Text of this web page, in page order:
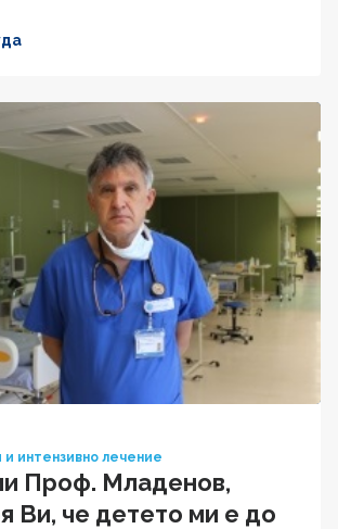
и интензивно лечение
Проф. Младенов,
Ви, че детето ми е до